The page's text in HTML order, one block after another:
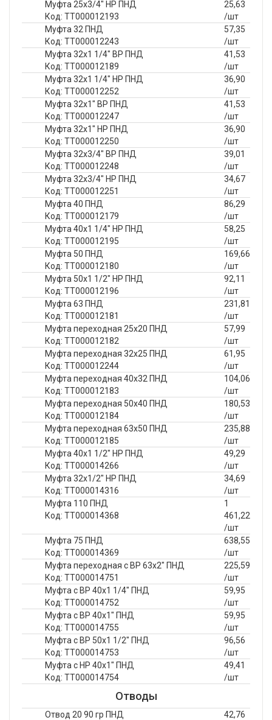
Муфта 25х3/4" НР ПНД
Код: ТТ000012193
25,63
/шт
Муфта 32 ПНД
Код: ТТ000012243
57,35
/шт
Муфта 32х1 1/4" ВР ПНД
Код: ТТ000012189
41,53
/шт
Муфта 32х1 1/4" НР ПНД
Код: ТТ000012252
36,90
/шт
Муфта 32х1" ВР ПНД
Код: ТТ000012247
41,53
/шт
Муфта 32х1" НР ПНД
Код: ТТ000012250
36,90
/шт
Муфта 32х3/4" ВР ПНД
Код: ТТ000012248
39,01
/шт
Муфта 32х3/4" НР ПНД
Код: ТТ000012251
34,67
/шт
Муфта 40 ПНД
Код: ТТ000012179
86,29
/шт
Муфта 40х1 1/4" НР ПНД
Код: ТТ000012195
58,25
/шт
Муфта 50 ПНД
Код: ТТ000012180
169,66
/шт
Муфта 50х1 1/2" НР ПНД
Код: ТТ000012196
92,11
/шт
Муфта 63 ПНД
Код: ТТ000012181
231,81
/шт
Муфта переходная 25х20 ПНД
Код: ТТ000012182
57,99
/шт
Муфта переходная 32х25 ПНД
Код: ТТ000012244
61,95
/шт
Муфта переходная 40х32 ПНД
Код: ТТ000012183
104,06
/шт
Муфта переходная 50х40 ПНД
Код: ТТ000012184
180,53
/шт
Муфта переходная 63х50 ПНД
Код: ТТ000012185
235,88
/шт
Муфта 40х1 1/2" НР ПНД
Код: ТТ000014266
49,29
/шт
Муфта 32х1/2" НР ПНД
Код: ТТ000014316
34,69
/шт
Муфта 110 ПНД
Код: ТТ000014368
1
461,22
/шт
Муфта 75 ПНД
Код: ТТ000014369
638,55
/шт
Муфта переходная с ВР 63х2" ПНД
Код: ТТ000014751
225,59
/шт
Муфта с ВР 40х1 1/4" ПНД
Код: ТТ000014752
59,95
/шт
Муфта с ВР 40х1" ПНД
Код: ТТ000014755
59,95
/шт
Муфта с ВР 50х1 1/2" ПНД
Код: ТТ000014753
96,56
/шт
Муфта с НР 40х1" ПНД
Код: ТТ000014754
49,41
/шт
Отводы
Отвод 20 90 гр ПНД
42,76